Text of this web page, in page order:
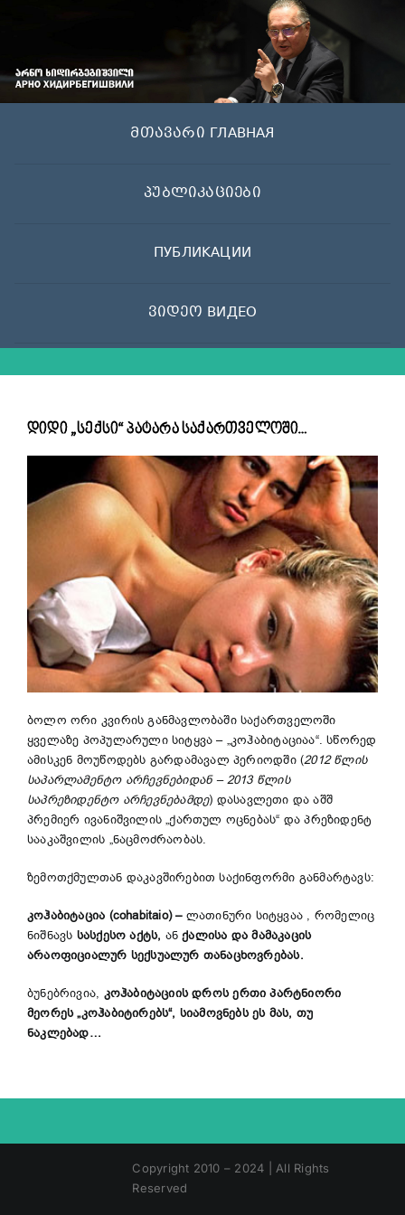
მთავარი ГЛАВНАЯ
პუბლიკაციები
ПУБЛИКАЦИИ
ვიდეო ВИДЕО
დიდი „სექსი“ პატარა საქართველოში…
ბოლო ორი კვირის განმავლობაში საქართველოში
ყველაზე პოპულარული სიტყვა – „კოჰაბიტაციაა“. სწორედ
ამისკენ მოუწოდებს გარდამავალ პერიოდში (2012 წლის
საპარლამენტო არჩევნებიდან – 2013 წლის
საპრეზიდენტო არჩევნებამდე) დასავლეთი და აშშ
პრემიერ ივანიშვილის „ქართულ ოცნებას“ და პრეზიდენტ
სააკაშვილის „ნაცმოძრაობას.
ზემოთქმულთან დაკავშირებით საქინფორმი განმარტავს:
კოჰაბიტაცია (cohabitaio)– ლათინური სიტყვაა , რომელიც
ნიშნავს სასქესო აქტს, ანქალისა და მამაკაცის
არაოფიციალურ სექსუალურ თანაცხოვრებას.
ბუნებრივია, კოჰაბიტაციის დროს ერთი პარტნიორი
მეორეს „კოჰაბიტირებს“, სიამოვნებს ეს მას, თუ
ნაკლებად…
Copyright 2010 – 2024 | All Rights
Reserved